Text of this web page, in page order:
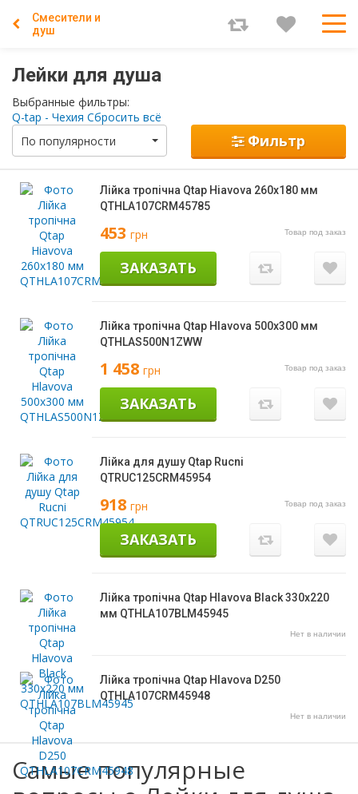
Смесители и
душ
Лейки для душа
Выбранные фильтры:
Q-tap - Чехия Сбросить всё
По популярности
Фильтр
Лійка тропічна Qtap Hiavova 260х180 мм
QTHLA107CRM45785
453 грн Товар под заказ
ЗАКАЗАТЬ
Лійка тропічна Qtap Hlavova 500х300 мм
QTHLAS500N1ZWW
1 458 грн Товар под заказ
ЗАКАЗАТЬ
Лійка для душу Qtap Rucni
QTRUC125CRM45954
918 грн Товар под заказ
ЗАКАЗАТЬ
Лійка тропічна Qtap Hlavova Black 330х220
мм QTHLA107BLM45945
Нет в наличии
Лійка тропічна Qtap Hlavova D250
QTHLA107CRM45948
Нет в наличии
Самые популярные